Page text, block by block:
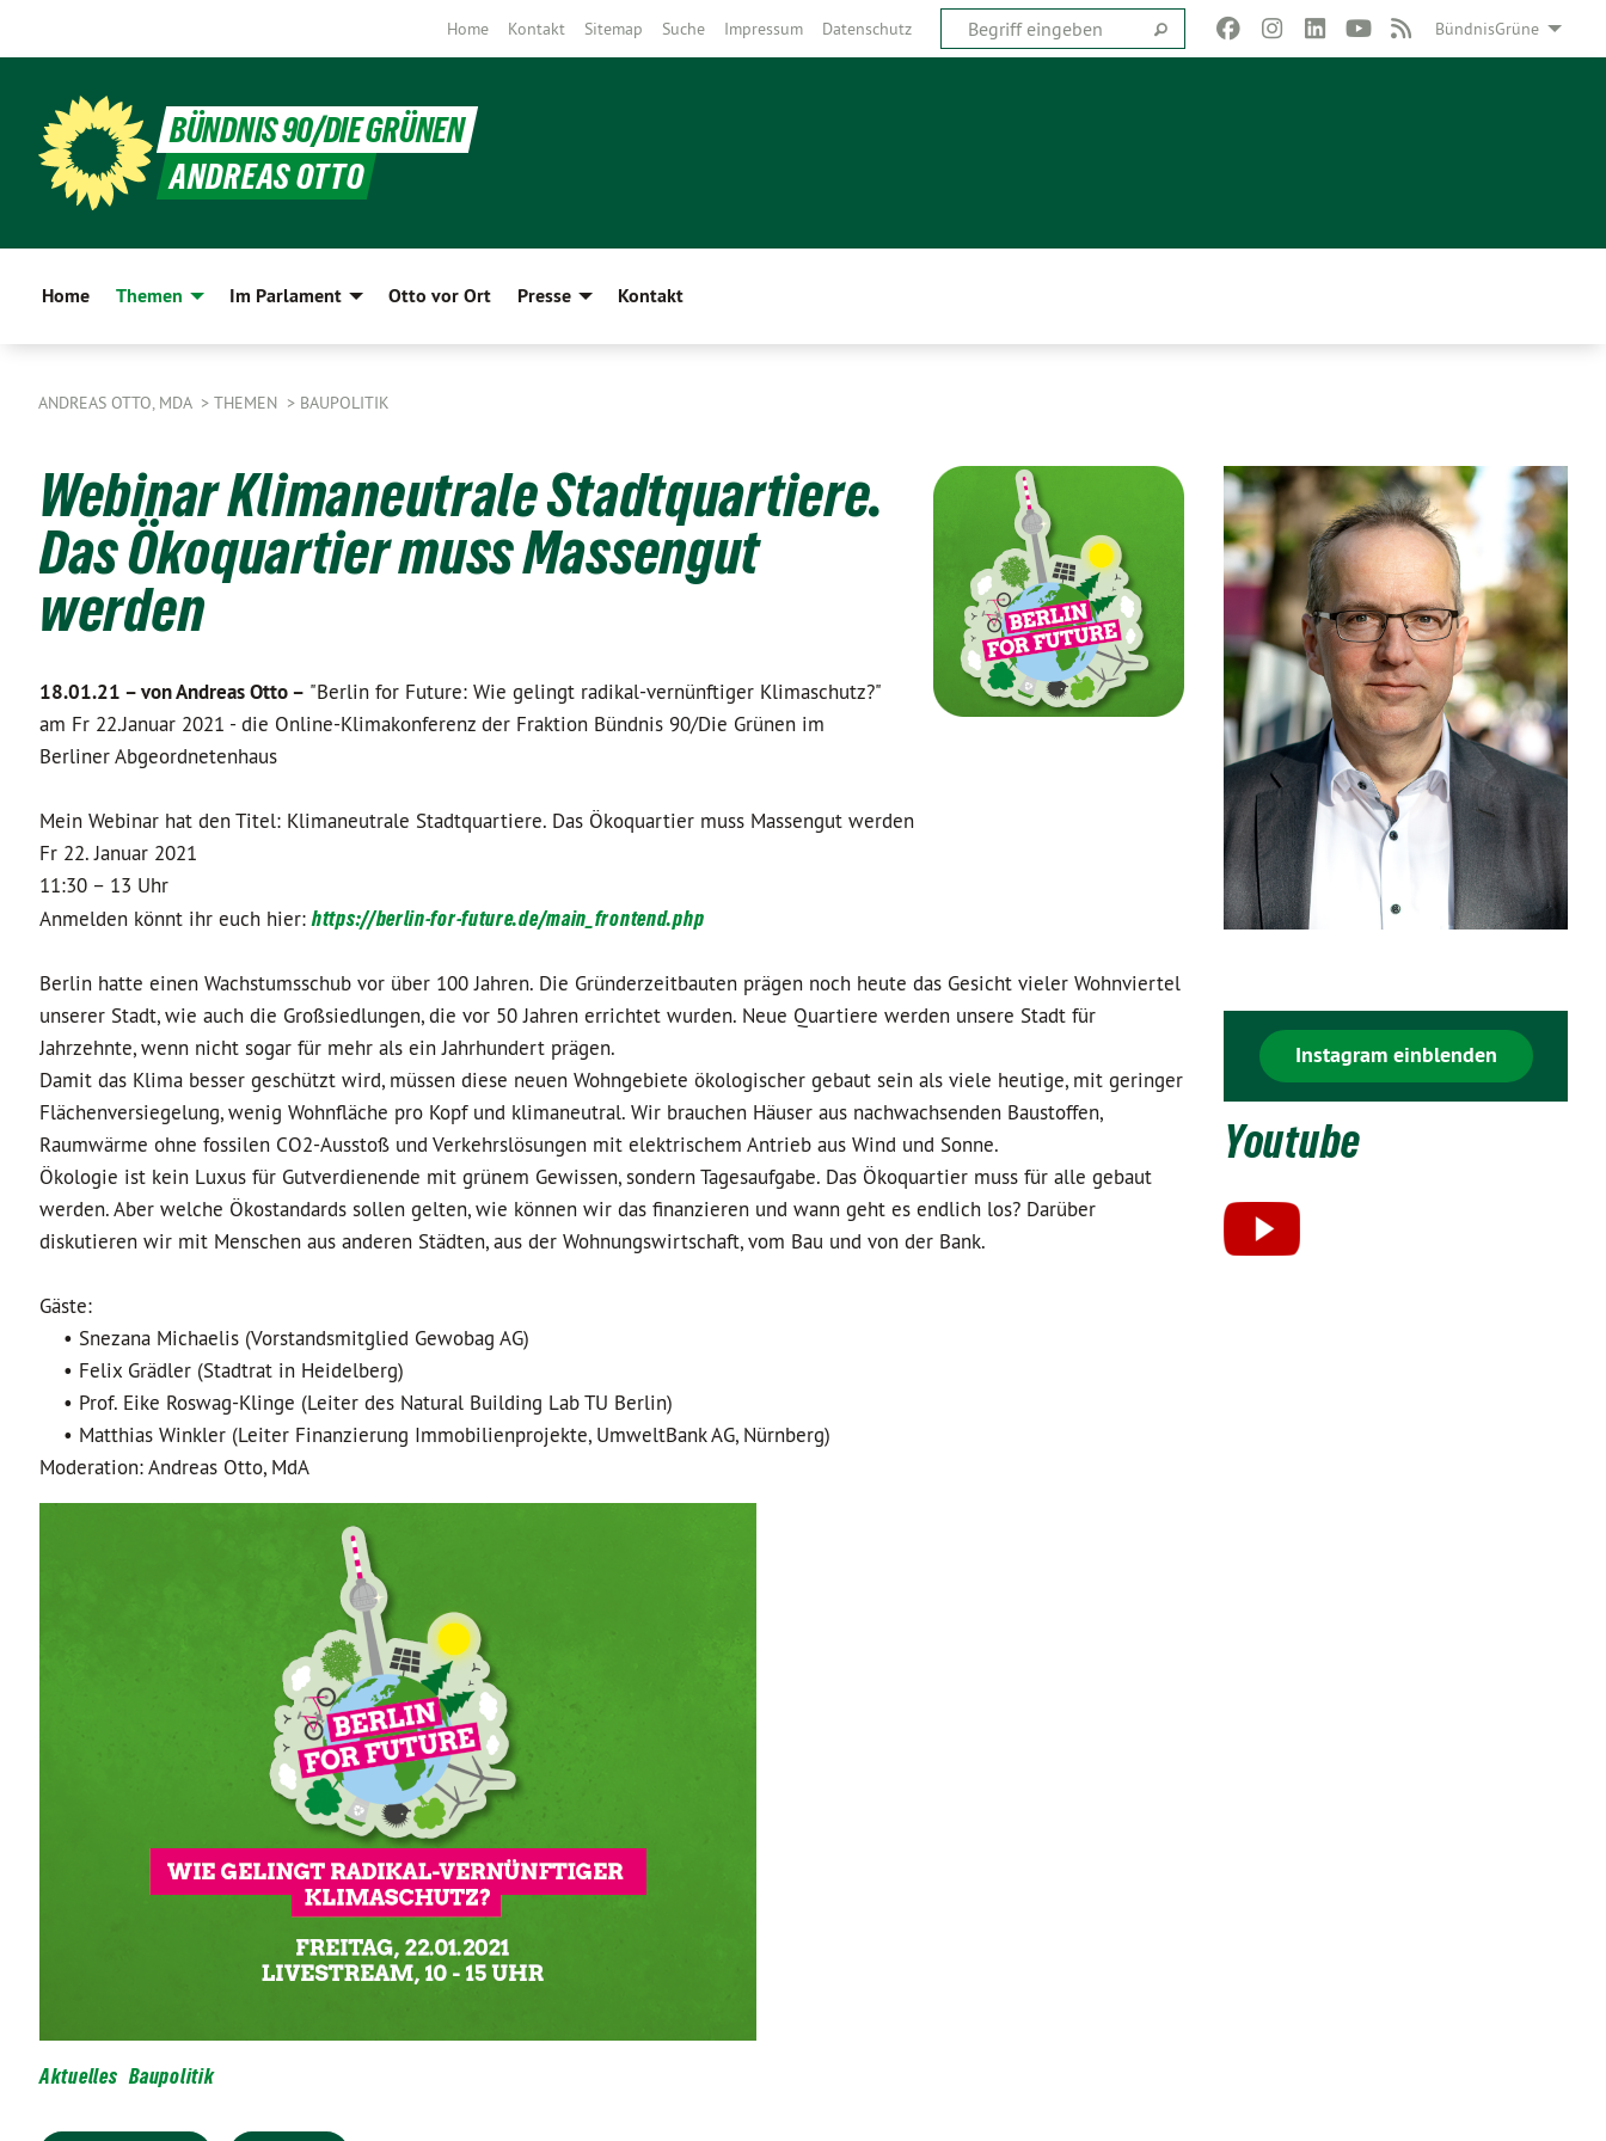
BündnisGrüne
Home Kontakt Sitemap Suche Impressum Datenschutz
BÜNDNIS 90/DIE GRÜNEN
ANDREAS OTTO
Home Themen Im Parlament Otto vor Ort Presse Kontakt
ANDREAS OTTO, MDA THEMEN BAUPOLITIK
Webinar Klimaneutrale Stadtquartiere.
Das Ökoquartier muss Massengut
werden
18.01.21 –von Andreas Otto – "Berlin for Future: Wie gelingt radikal-vernünftiger Klimaschutz?"
am Fr 22.Januar 2021 - die Online-Klimakonferenz der Fraktion Bündnis 90/Die Grünen im
Berliner Abgeordnetenhaus
Mein Webinar hat den Titel: Klimaneutrale Stadtquartiere. Das Ökoquartier muss Massengut werden
Fr 22. Januar 2021
11:30 – 13 Uhr
Anmelden könnt ihr euch hier:https://berlin-for-future.de/main_frontend.php
Berlin hatte einen Wachstumsschub vor über 100 Jahren. Die Gründerzeitbauten prägen noch heute das Gesicht vieler Wohnviertel
unserer Stadt, wie auch die Großsiedlungen, die vor 50 Jahren errichtet wurden. Neue Quartiere werden unsere Stadt für
Jahrzehnte, wenn nicht sogar für mehr als ein Jahrhundert prägen.
Damit das Klima besser geschützt wird, müssen diese neuen Wohngebiete ökologischer gebaut sein als viele heutige, mit geringer
Flächenversiegelung, wenig Wohnfläche pro Kopf und klimaneutral. Wir brauchen Häuser aus nachwachsenden Baustoffen,
Raumwärme ohne fossilen CO2-Ausstoß und Verkehrslösungen mit elektrischem Antrieb aus Wind und Sonne.
Ökologie ist kein Luxus für Gutverdienende mit grünem Gewissen, sondern Tagesaufgabe. Das Ökoquartier muss für alle gebaut
werden. Aber welche Ökostandards sollen gelten, wie können wir das finanzieren und wann geht es endlich los? Darüber
diskutieren wir mit Menschen aus anderen Städten, aus der Wohnungswirtschaft, vom Bau und von der Bank.
Gäste:
• Snezana Michaelis (Vorstandsmitglied Gewobag AG)
• Felix Grädler (Stadtrat in Heidelberg)
• Prof. Eike Roswag-Klinge (Leiter des Natural Building Lab TU Berlin)
• Matthias Winkler (Leiter Finanzierung Immobilienprojekte, UmweltBank AG, Nürnberg)
Moderation: Andreas Otto, MdA
Aktuelles Baupolitik
Instagram einblenden
Youtube